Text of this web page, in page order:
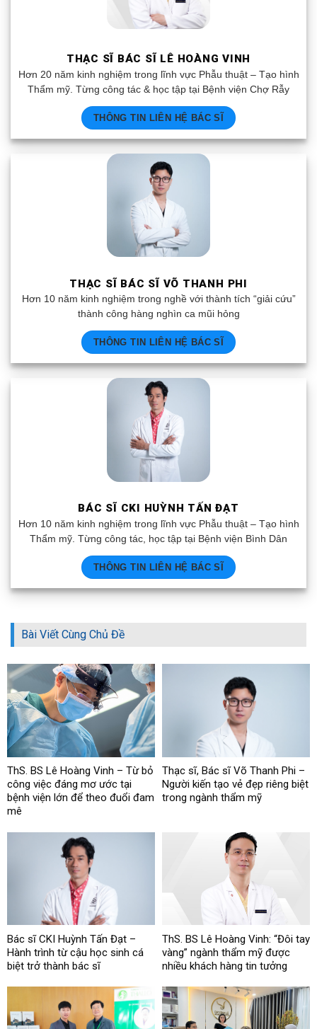
THẠC SĨ BÁC SĨ LÊ HOÀNG VINH
Hơn 20 năm kinh nghiệm trong lĩnh vực Phẫu thuật – Tạo hình
Thẩm mỹ. Từng công tác & học tập tại Bệnh viện Chợ Rẫy
THÔNG TIN LIÊN HỆ BÁC SĨ
THẠC SĨ BÁC SĨ VÕ THANH PHI
Hơn 10 năm kinh nghiệm trong nghề với thành tích “giải cứu”
thành công hàng nghìn ca mũi hỏng
THÔNG TIN LIÊN HỆ BÁC SĨ
BÁC SĨ CKI HUỲNH TẤN ĐẠT
Hơn 10 năm kinh nghiệm trong lĩnh vực Phẫu thuật – Tạo hình
Thẩm mỹ. Từng công tác, học tập tại Bệnh viện Bình Dân
THÔNG TIN LIÊN HỆ BÁC SĨ
Bài Viết Cùng Chủ Đề
ThS. BS Lê Hoàng Vinh – Từ bỏ
công việc đáng mơ ước tại
bệnh viện lớn để theo đuổi đam
mê
Thạc sĩ, Bác sĩ Võ Thanh Phi –
Người kiến tạo vẻ đẹp riêng biệt
trong ngành thẩm mỹ
Bác sĩ CKI Huỳnh Tấn Đạt –
Hành trình từ cậu học sinh cá
biệt trở thành bác sĩ
ThS. BS Lê Hoàng Vinh: “Đôi tay
vàng” ngành thẩm mỹ được
nhiều khách hàng tin tưởng